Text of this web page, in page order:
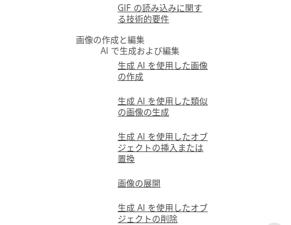
GIF の読み込みに関す
る技術的要件
画像の作成と編集
AI で生成および編集
生成 AI を使用した画像
の作成
生成 AI を使用した類似
の画像の生成
生成 AI を使用したオブ
ジェクトの挿入または
置換
画像の展開
生成 AI を使用したオブ
ジェクトの削除